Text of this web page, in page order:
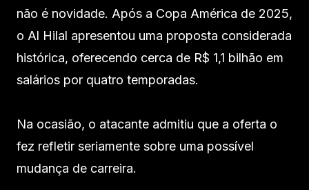
não é novidade. Após a Copa América de 2025,
o Al Hilal apresentou uma proposta considerada
histórica, oferecendo cerca de R$ 1,1 bilhão em
salários por quatro temporadas.
Na ocasião, o atacante admitiu que a oferta o
fez refletir seriamente sobre uma possível
mudança de carreira.